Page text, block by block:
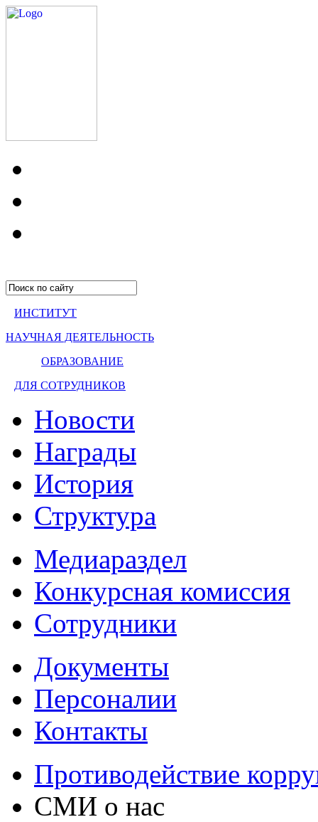
ИНСТИТУТ
НАУЧНАЯ ДЕЯТЕЛЬНОСТЬ
ОБРАЗОВАНИЕ
ДЛЯ СОТРУДНИКОВ
Новости
Награды
История
Структура
Медиараздел
Конкурсная комиссия
Сотрудники
Документы
Персоналии
Контакты
Противодействие
СМИ о нас